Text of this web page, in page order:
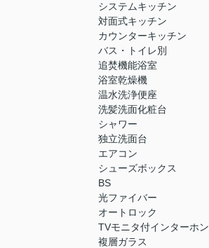
システムキッチン
対面式キッチン
カウンターキッチン
バス・トイレ別
追焚機能浴室
浴室乾燥機
温水洗浄便座
洗髪洗面化粧台
シャワー
独立洗面台
エアコン
シューズボックス
BS
光ファイバー
オートロック
TVモニタ付インターホン
複層ガラス